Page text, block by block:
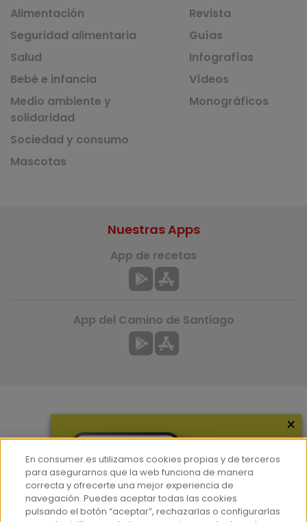
Alimentación
Seguridad alimentaria
Salud
Bebé e infancia
Medio ambiente y
solidaridad
Sociedad y consumo
Mascotas
Revista
Guías
Infografías
Vídeos
Monográficos
Hemeroteca
Contacto
Prensa
Nuestras Apps
App de recetas
App del Camino de Santiago
×
En consumer.es utilizamos cookies propias y de terceros
para asegurarnos que la web funciona de manera
correcta y ofrecerte una mejor experiencia de
navegación. Puedes aceptar todas las cookies
pulsando el botón “aceptar”, rechazarlas o configurarlas